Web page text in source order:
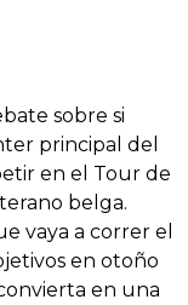
sobre si
principal del
en el Tour de
belga.
vaya a correr el
en otoño
en una